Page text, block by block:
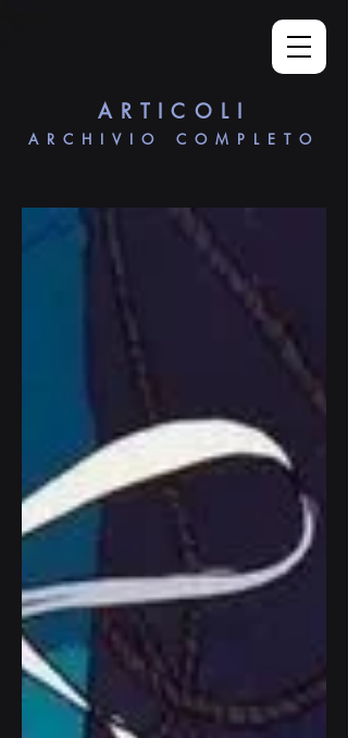
ARTICOLI
ARCHIVIO COMPLETO